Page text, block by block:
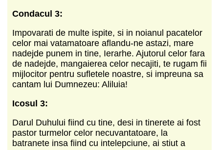
Condacul 3:
Impovarati de multe ispite, si in noianul pacatelor
celor mai vatamatoare aflandu-ne astazi, mare
nadejde punem in tine, Ierarhe. Ajutorul celor fara
de nadejde, mangaierea celor necajiti, te rugam fii
mijlocitor pentru sufletele noastre, si impreuna sa
cantam lui Dumnezeu: Aliluia!
Icosul 3:
Darul Duhului fiind cu tine, desi in tinerete ai fost
pastor turmelor celor necuvantatoare, la
batranete insa fiind cu intelepciune, ai stiut a